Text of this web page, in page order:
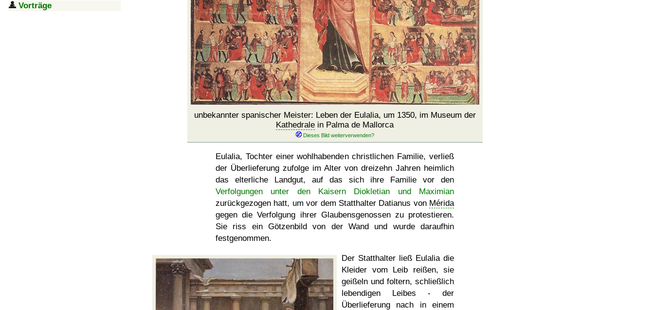
Vorträge
unbekannter spanischer Meister: Leben der Eulalia, um 1350, im Museum der
Kathedrale in Palma de Mallorca
Eulalia, Tochter einer wohlhabenden christlichen Familie, verließ
der Überlieferung zufolge im Alter von dreizehn Jahren heimlich
das elterliche Landgut, auf das sich ihre Familie vor den
Verfolgungen unter den Kaisern Diokletian und Maximian
zurückgezogen hatt, um vor dem Statthalter Datianus von Mérida
gegen die Verfolgung ihrer Glaubensgenossen zu protestieren.
Sie riss ein Götzenbild von der Wand und wurde daraufhin
festgenommen.
Der Statthalter ließ Eulalia die
Kleider vom Leib reißen, sie
geißeln und foltern, schließlich
lebendigen Leibes - der
Überlieferung nach in einem